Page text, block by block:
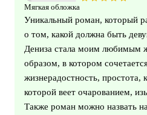
Мягкая обложка
Уникальный роман, который
о том, какой должна быть
Дениза стала моим любимым
образом, в котором
жизнерадостность, простота,
которой веет очарованием,
Также роман можно назвать